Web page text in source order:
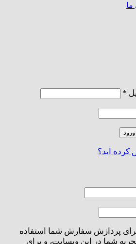
*
ورود
کرده اید؟
پردازش سفارش شما استفاده
شما در این وبسایت، و برای